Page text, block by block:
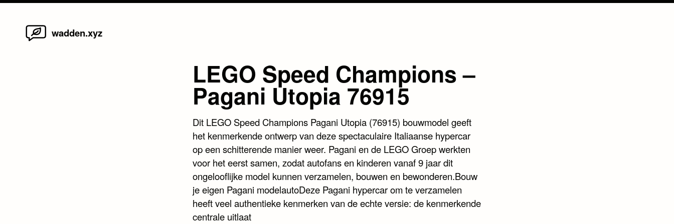
wadden.xyz
LEGO Speed Champions –
Pagani Utopia 76915
Dit LEGO Speed Champions Pagani Utopia (76915) bouwmodel geeft
het kenmerkende ontwerp van deze spectaculaire Italiaanse hypercar
op een schitterende manier weer. Pagani en de LEGO Groep werkten
voor het eerst samen, zodat autofans en kinderen vanaf 9 jaar dit
ongelooflijke model kunnen verzamelen, bouwen en bewonderen.Bouw
je eigen Pagani modelautoDeze Pagani hypercar om te verzamelen
heeft veel authentieke kenmerken van de echte versie: de kenmerkende
centrale uitlaat